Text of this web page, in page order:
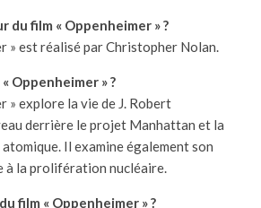
du film « Oppenheimer » ?
» est réalisé par Christopher Nolan.
Oppenheimer » ?
» explore la vie de J. Robert
derrière le projet Manhattan et la
Il examine également son
la prolifération nucléaire.
film « Oppenheimer » ?